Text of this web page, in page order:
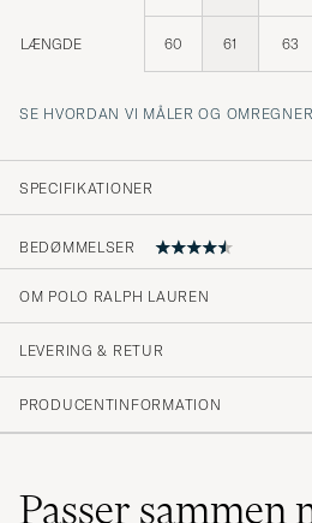
LÆNGDE 60 61 63
SE HVORDAN VI MÅLER OG
SPECIFIKATIONER
BEDØMMELSER
4.5
(17)
(1)
OM POLO RALPH LAUREN
LEVERING & RETUR
PRODUCENTINFORMATION
Passer sammen